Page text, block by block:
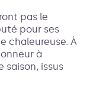
pas le
pour ses
chaleureuse. À
à
saison, issus